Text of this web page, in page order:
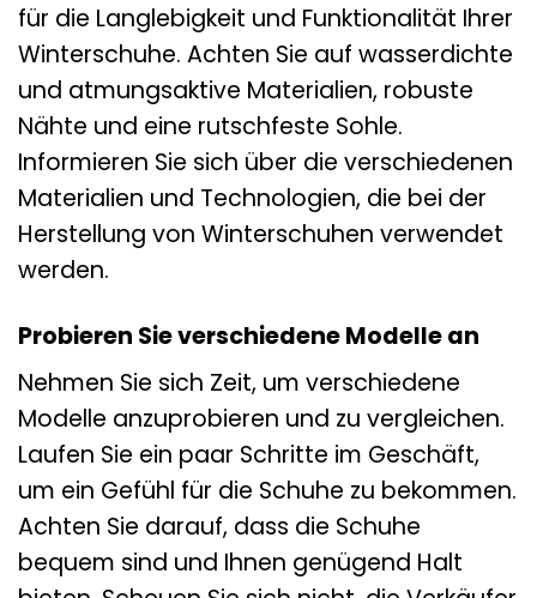
für die Langlebigkeit und Funktionalität Ihrer
Winterschuhe. Achten Sie auf wasserdichte
und atmungsaktive Materialien, robuste
Nähte und eine rutschfeste Sohle.
Informieren Sie sich über die verschiedenen
Materialien und Technologien, die bei der
Herstellung von Winterschuhen verwendet
werden.
Probieren Sie verschiedene Modelle an
Nehmen Sie sich Zeit, um verschiedene
Modelle anzuprobieren und zu vergleichen.
Laufen Sie ein paar Schritte im Geschäft,
um ein Gefühl für die Schuhe zu bekommen.
Achten Sie darauf, dass die Schuhe
bequem sind und Ihnen genügend Halt